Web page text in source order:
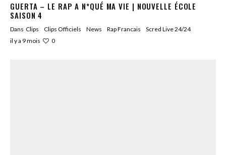
GUERTA – LE RAP A N*QUÉ MA VIE | NOUVELLE ÉCOLE
SAISON 4
Dans Clips Clips Officiels News Rap Francais
Scred Live 24/24
il y a 9 mois
0